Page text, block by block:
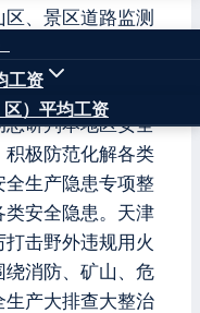
工资
）平均工资
、景区道路监测
保正常生产生活
研判本地区安全
积极防范化解各类
生产隐患专项整
类安全隐患。天津
击野外违规用火
绕消防、矿山、危
产大排查大整治